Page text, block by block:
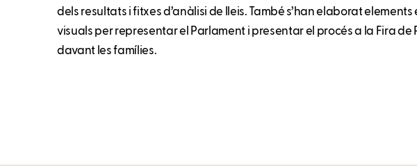
dels resultats i fitxes d’anàlisi de lleis. També s’han elaborat elements
visuals per representar el Parlament i presentar el procés a la Fira de
davant les famílies.